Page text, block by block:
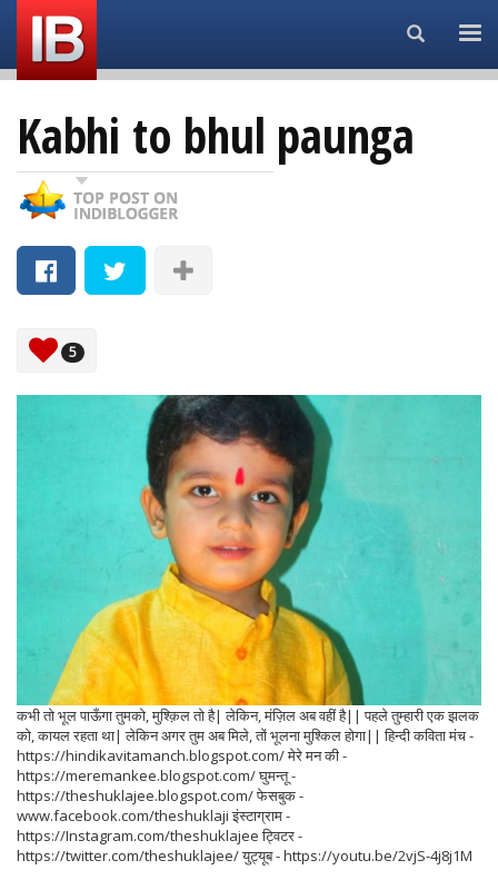
Search...
Kabhi to bhul paunga
5
कभी तो भूल पाऊँगा तुमको, मुश्क़िल तो है| लेकिन, मंज़िल अब वहीं है|| पहले तुम्हारी एक झलक
को, कायल रहता था| लेकिन अगर तुम अब मिले, तों भूलना मुश्किल होगा|| हिन्दी कविता मंच -
https://hindikavitamanch.blogspot.com/ मेरे मन की -
https://meremankee.blogspot.com/ घुमन्तू -
https://theshuklajee.blogspot.com/ फेसबुक -
www.facebook.com/theshuklaji इंस्टाग्राम -
https://Instagram.com/theshuklajee ट्विटर -
https://twitter.com/theshuklajee/ युट्यूब - https://youtu.be/2vjS-4j8j1M